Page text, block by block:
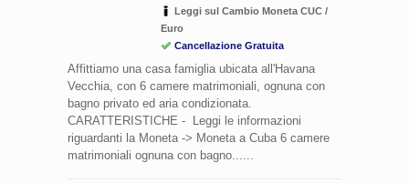
Leggi sul Cambio Moneta CUC /
Euro
Cancellazione Gratuita
Affittiamo una casa famiglia ubicata all'Havana
Vecchia, con 6 camere matrimoniali, ognuna con
bagno privato ed aria condizionata.
CARATTERISTICHE - Leggi le informazioni
riguardanti la Moneta -> Moneta a Cuba 6 camere
matrimoniali ognuna con bagno......